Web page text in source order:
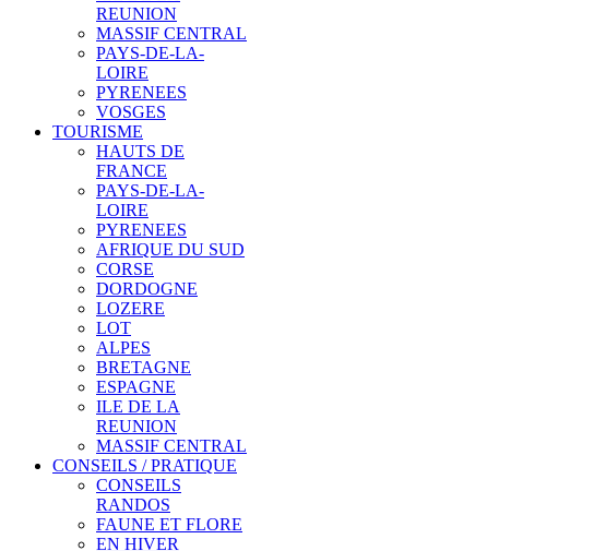
REUNION
MASSIF CENTRAL
PAYS-DE-LA-
LOIRE
PYRENEES
VOSGES
TOURISME
HAUTS DE
FRANCE
PAYS-DE-LA-
LOIRE
PYRENEES
AFRIQUE DU SUD
CORSE
DORDOGNE
LOZERE
LOT
ALPES
BRETAGNE
ESPAGNE
ILE DE LA
REUNION
MASSIF CENTRAL
CONSEILS / PRATIQUE
CONSEILS
RANDOS
FAUNE ET FLORE
EN HIVER